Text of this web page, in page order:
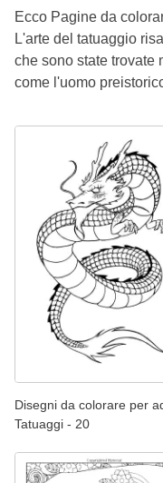
Ecco Pagine da
L'arte del tatuaggio
che sono state trovate
come l'uomo
Disegni da colorare per
Tatuaggi - 20